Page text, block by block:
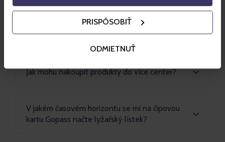
PRISPÔSOBIŤ
ODMIETNUŤ
Proč mi z košíku zmizeli vybrané produkty?
Resp. Kolik času mám na dokončení nákupu
na Gopasse?
Jak mohu nakoupit produkty do více center?
V jakém časovém horizontu se mi na čipovou
kartu Gopass načte lyžařský lístek?